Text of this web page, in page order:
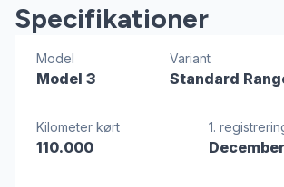
Specifikationer
Model
Model 3
Variant
Standard
Kilometer kørt
110.000
1.